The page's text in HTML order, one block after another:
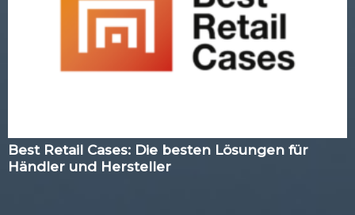
Best Retail Cases: Die besten Lösungen für
Händler und Hersteller